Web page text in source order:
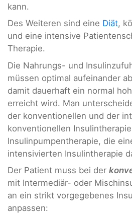
kann.
Des Weiteren sind eine Diät,
und eine intensive
Therapie.
Die Nahrungs- und
müssen optimal aufeinander
damit dauerhaft ein normal
erreicht wird. Man
der konventionellen und der
konventionellen
Insulinpumpentherapie, die
intensivierten Insulintherapie
Der Patient muss bei der
mit Intermediär- oder
an ein strikt vorgegebenes
anpassen: